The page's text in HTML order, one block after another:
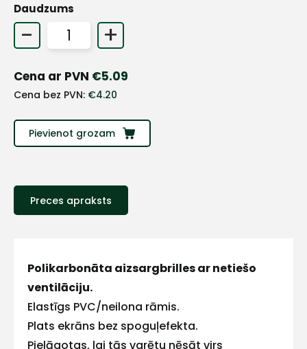
Daudzums
- +
Cena ar PVN €5.09
Cena bez PVN: €4.20
Pievienot grozam
Preces apraksts
Polikarbonāta aizsargbrilles ar netiešo
ventilāciju.
Elastīgs PVC/neilona rāmis.
Plats ekrāns bez spoguļefekta.
Pielāgotas, lai tās varētu nēsāt virs
+